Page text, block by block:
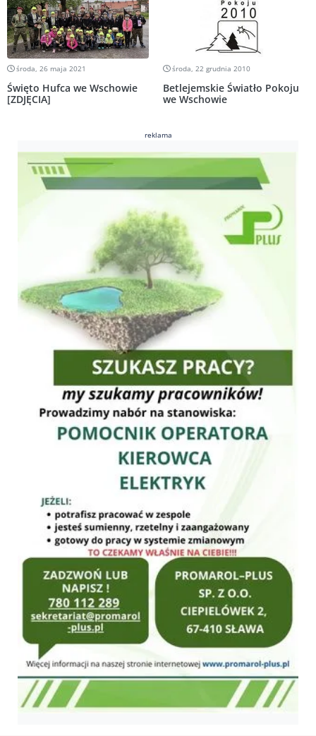
środa, 26 maja 2021
Święto Hufca we Wschowie
[ZDJĘCIA]
środa, 22 grudnia 2010
Betlejemskie Światło Pokoju
we Wschowie
reklama